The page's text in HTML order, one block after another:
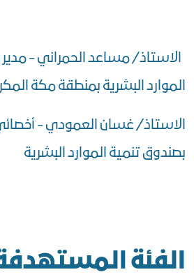
الاستاذ/ مساعد الحمراني -
الموارد البشرية بمنطقة مكة
الاستاذ/ غسان العمودي -
بصندوق تنمية الموارد البشرية
الفئة